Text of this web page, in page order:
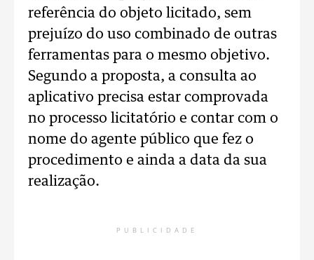
referência do objeto licitado, sem
prejuízo do uso combinado de outras
ferramentas para o mesmo objetivo.
Segundo a proposta, a consulta ao
aplicativo precisa estar comprovada
no processo licitatório e contar com o
nome do agente público que fez o
procedimento e ainda a data da sua
realização.
PUBLICIDADE